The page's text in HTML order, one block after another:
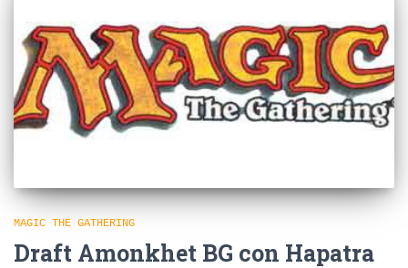
MAGIC THE GATHERING
Draft Amonkhet BG con Hapatra